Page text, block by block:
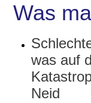
Was
was auf
Neid